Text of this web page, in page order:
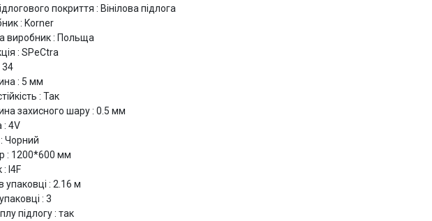
покриття : Вінілова підлога
: Korner
виробник : Польща
: SPeCtra
34
: 5 мм
: Так
захисного шару : 0.5 мм
: 4V
: Чорний
: 1200*600 мм
: I4F
упаковці : 2.16 м
: 3
підлогу : так